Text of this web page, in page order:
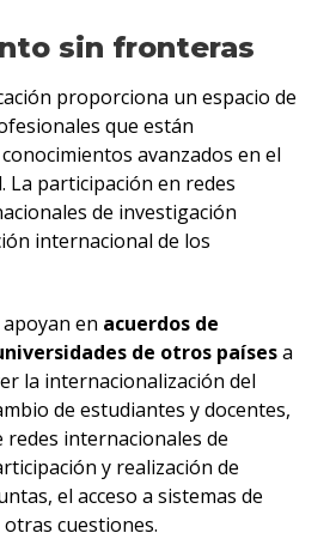
sin fronteras
proporciona un espacio de
que están
avanzados en el
La participación en redes
de investigación
internacional de los
en acuerdos de
de otros paísesa
la internacionalización del
de estudiantes y docentes,
redes internacionales de
y realización de
el acceso a sistemas de
cuestiones.